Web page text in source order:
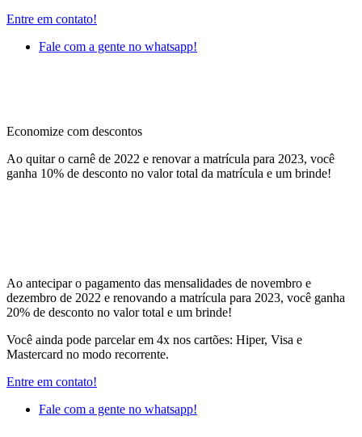
Entre em contato!
Fale com a gente no whatsapp!
Economize com descontos
Ao quitar o carnê de 2022 e renovar a matrícula para 2023, você
ganha 10% de desconto no valor total da matrícula e um brinde!
Ao antecipar o pagamento das mensalidades de novembro e
dezembro de 2022 e renovando a matrícula para 2023, você ganha
20% de desconto no valor total e um brinde!
Você ainda pode parcelar em 4x nos cartões: Hiper, Visa e
Mastercard no modo recorrente.
Entre em contato!
Fale com a gente no whatsapp!